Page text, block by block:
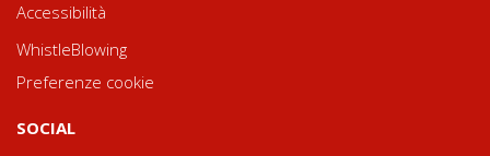
Accessibilità
WhistleBlowing
Preferenze cookie
SOCIAL